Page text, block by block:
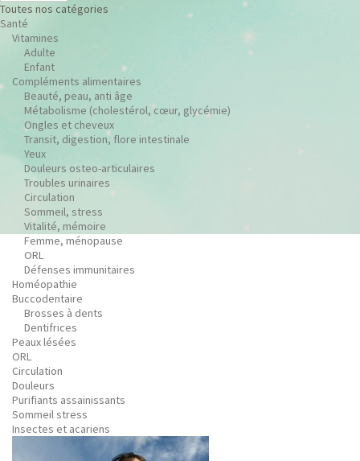
Toutes nos catégories
Santé
Vitamines
Adulte
Enfant
Compléments alimentaires
Beauté, peau, anti âge
Métabolisme (cholestérol, cœur, glycémie)
Ongles et cheveux
Transit, digestion, flore intestinale
Yeux
Douleurs osteo-articulaires
Troubles urinaires
Circulation
Sommeil, stress
Vitalité, mémoire
Femme, ménopause
ORL
Défenses immunitaires
Homéopathie
Buccodentaire
Brosses à dents
Dentifrices
Peaux lésées
ORL
Circulation
Douleurs
Purifiants assainissants
Sommeil stress
Insectes et acariens